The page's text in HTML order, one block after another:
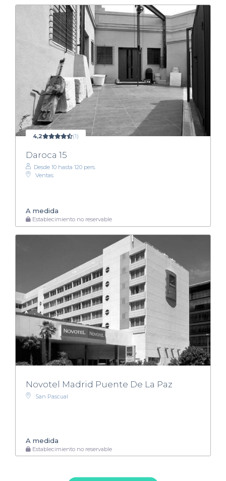
4,2 (1)
Daroca 15
Desde 10 hasta 120 pers.
Ventas
A medida
Establecimiento no reservable
Novotel Madrid Puente De La Paz
San Pascual
A medida
Establecimiento no reservable